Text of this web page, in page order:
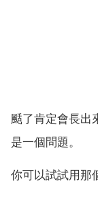
颳了肯定會長出
是一個問題。
你可以試試用那